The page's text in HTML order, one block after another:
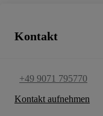
Kontakt
+49 9071 795770
Kontakt aufnehmen